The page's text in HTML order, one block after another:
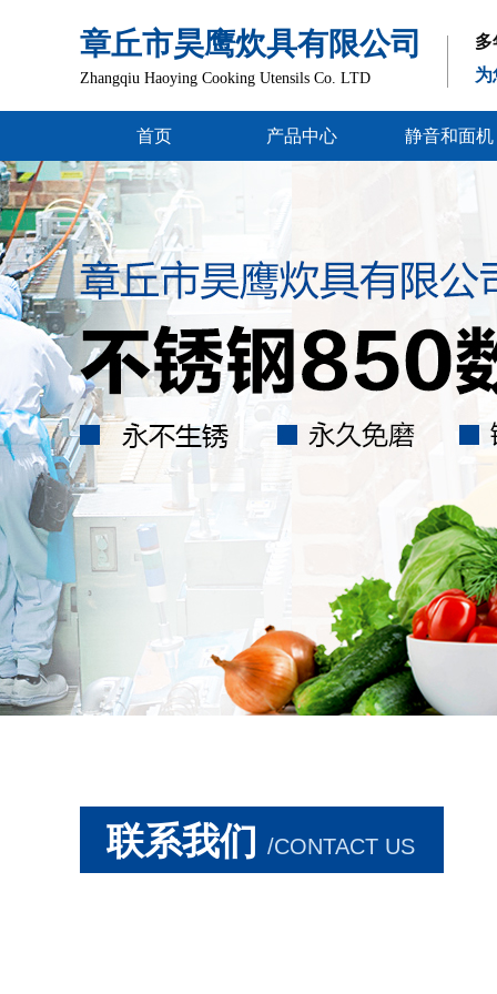
章丘市昊鹰炊具有限公司
Zhangqiu Haoying Cooking Utensils Co. LTD
多
为
首页 产品中心 静音和面机
联系我们 /CONTACT US